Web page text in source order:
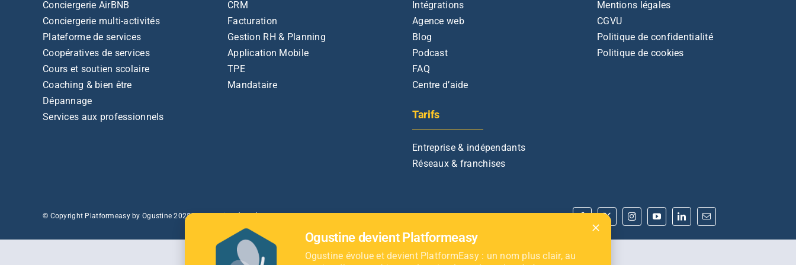
FAQ
Conciergerie AirBNB
Conciergerie multi-activités
Plateforme de services
Coopératives de services
Cours et soutien scolaire
Coaching & bien être
Dépannage
Services aux professionnels
CRM
Facturation
Gestion RH & Planning
Application Mobile
TPE
Mandataire
Intégrations
Agence web
Blog
Podcast
FAQ
Centre d’aide
Tarifs
Entreprise & indépendants
Réseaux & franchises
Mentions légales
CGVU
Politique de confidentialité
Politique de cookies
© Copyright Platformeasy by Ogustine 2025. Tous droits réservés
Ogustine devient Platformeasy
Ogustine évolue et devient PlatformEasy : un nom plus clair, au